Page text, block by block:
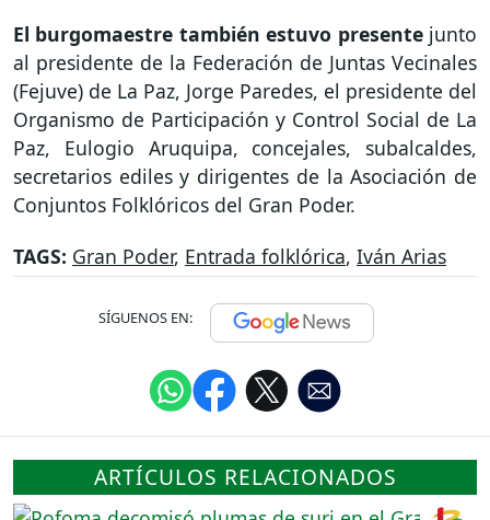
El burgomaestre también estuvo presentejunto
al presidente de la Federación de Juntas Vecinales
(Fejuve) de La Paz, Jorge Paredes, el presidente del
Organismo de Participación y Control Social de La
Paz, Eulogio Aruquipa, concejales, subalcaldes,
secretarios ediles y dirigentes de la Asociación de
Conjuntos Folklóricos del Gran Poder.
TAGS: Gran Poder, Entrada folklórica, Iván Arias
SÍGUENOS EN:
ARTÍCULOS RELACIONADOS